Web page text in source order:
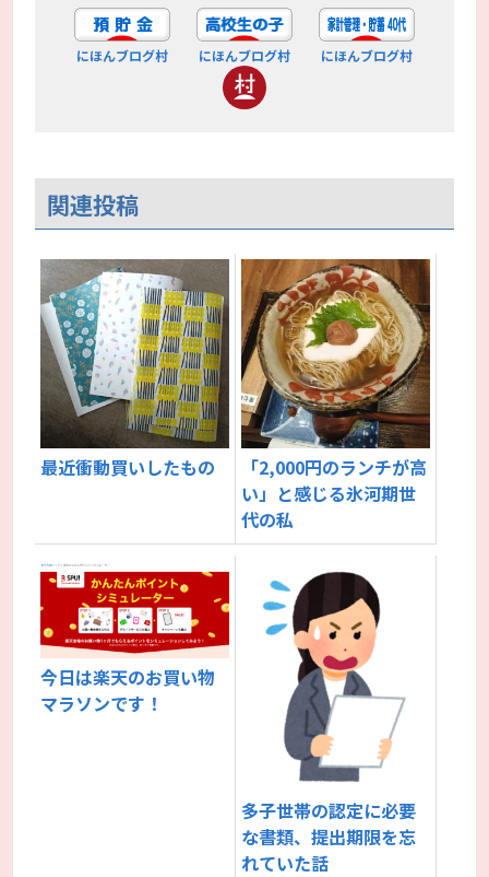
にほんブログ村 にほんブログ村 にほんブログ村
関連投稿
最近衝動買いしたもの
「2,000円のランチが高
い」と感じる氷河期世
代の私
今日は楽天のお買い物
マラソンです！
多子世帯の認定に必要
な書類、提出期限を忘
れていた話